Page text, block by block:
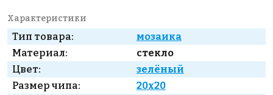
Характеристики
Тип товара:
мозаика
Материал:
стекло
Цвет:
зелёный
Размер чипа:
20x20